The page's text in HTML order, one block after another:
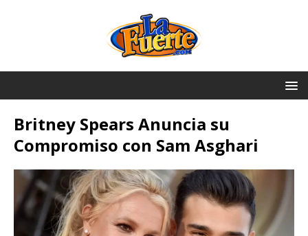
Britney Spears Anuncia su
Compromiso con Sam Asghari